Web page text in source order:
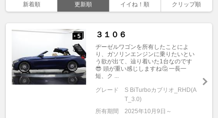
新着順 更新順 イイね！順 クリップ順
+ 5 ３１０６
ヂーゼルワゴンを所有したことによ
り、ガソリンエンジンに乗りたいとい
う欲が出て、辿り着いた1台なのです
😎 頭が重い感じしますね🤔 一長一
短、ク ...
グレード
S BiTurboカブリオ_RHD(A
T_3.0)
所有期間
2025年10月9日～